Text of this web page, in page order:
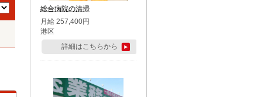
総合病院の清掃
月給 257,400円
港区
詳細はこちらから